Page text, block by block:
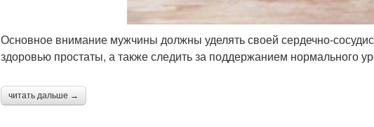
Основное внимание мужчины должны уделять своей сердечно-
здоровью простаты, а также следить за поддержанием нормального
читать дальше →